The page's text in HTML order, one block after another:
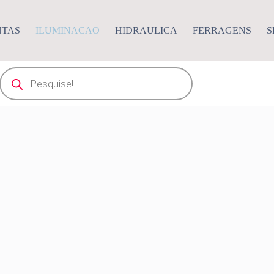
ILUMINACAO HIDRAULICA FERRAGENS
Pesquisar
produtos